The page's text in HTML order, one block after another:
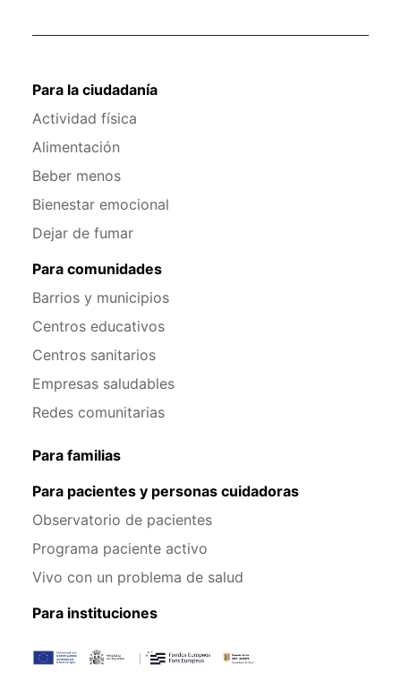
Para la ciudadanía
Actividad física
Alimentación
Beber menos
Bienestar emocional
Dejar de fumar
Para comunidades
Barrios y municipios
Centros educativos
Centros sanitarios
Empresas saludables
Redes comunitarias
Para familias
Para pacientes y personas cuidadoras
Observatorio de pacientes
Programa paciente activo
Vivo con un problema de salud
Para instituciones